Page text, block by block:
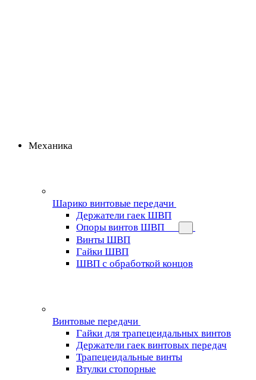
Механика
Шарико винтовые передачи
Держатели гаек ШВП
Опоры винтов ШВП
Винты ШВП
Гайки ШВП
ШВП с обработкой концов
Винтовые передачи
Гайки для трапецеидальных винтов
Держатели гаек винтовых передач
Трапецеидальные винты
Втулки стопорные